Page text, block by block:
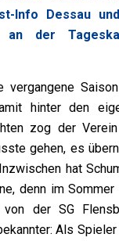
Info Dessau
an der
vergangene
hinter den
zog der
gehen, es
hat
denn im Sommer
der SG
Als